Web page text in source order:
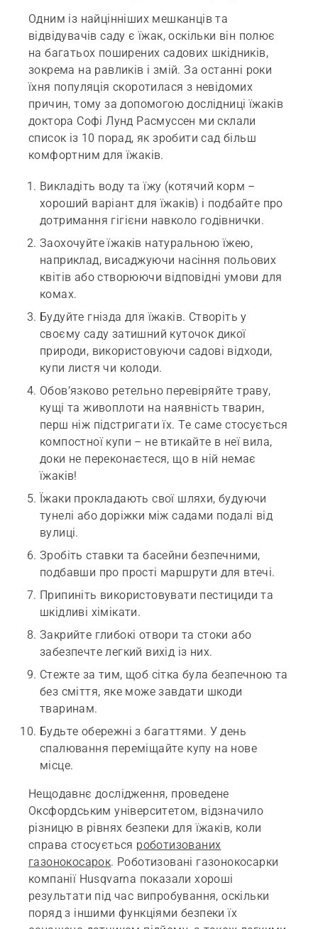
Одним із найцінніших мешканців та
відвідувачів саду є їжак, оскільки він полює
на багатьох поширених садових шкідників,
зокрема на равликів і змій. За останні роки
їхня популяція скоротилася з невідомих
причин, тому за допомогою дослідниці їжаків
доктора Софі Лунд Расмуссен ми склали
список із 10 порад, як зробити сад більш
комфортним для їжаків.
Викладіть воду та їжу (котячий корм –
хороший варіант для їжаків) і подбайте про
дотримання гігієни навколо годівнички.
Заохочуйте їжаків натуральною їжею,
наприклад, висаджуючи насіння польових
квітів або створюючи відповідні умови для
комах.
Будуйте гнізда для їжаків. Створіть у
своєму саду затишний куточок дикої
природи, використовуючи садові відходи,
купи листя чи колоди.
Обов’язково ретельно перевіряйте траву,
кущі та живоплоти на наявність тварин,
перш ніж підстригати їх. Те саме стосується
компостної купи – не втикайте в неї вила,
доки не переконаєтеся, що в ній немає
їжаків!
Їжаки прокладають свої шляхи, будуючи
тунелі або доріжки між садами подалі від
вулиці.
Зробіть ставки та басейни безпечними,
подбавши про прості маршрути для втечі.
Припиніть використовувати пестициди та
шкідливі хімікати.
Закрийте глибокі отвори та стоки або
забезпечте легкий вихід із них.
Стежте за тим, щоб сітка була безпечною та
без сміття, яке може завдати шкоди
тваринам.
Будьте обережні з багаттями. У день
спалювання переміщайте купу на нове
місце.
Нещодавнє дослідження, проведене
Оксфордським університетом, відзначило
різницю в рівнях безпеки для їжаків, коли
справа стосується роботизованих
газонокосарок. Роботизовані газонокосарки
компанії Husqvarna показали хороші
результати під час випробування, оскільки
поряд з іншими функціями безпеки їх